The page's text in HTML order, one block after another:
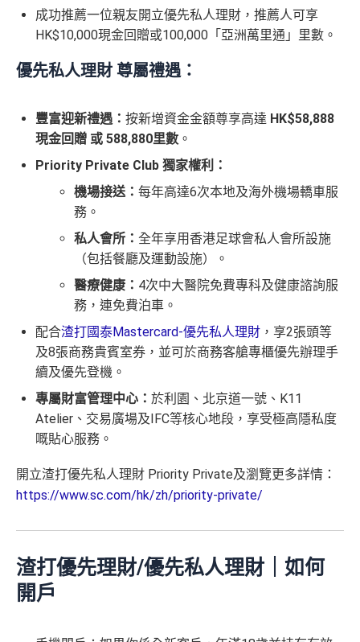
成功推薦一位親友開立優先私人理財，推薦人可享
HK$10,000現金回贈或100,000「亞洲萬里通」里數。
優先私人理財 尊屬禮遇：
豐富迎新禮遇： 按新增資金金額尊享高達 HK$58,888
現金回贈 或 588,880里數 。
Priority Private Club 獨家權利：
機場接送： 每年高達6次本地及海外機場轎車服
務。
私人會所： 全年享用香港足球會私人會所設施
（包括餐廳及運動設施）。
醫療健康： 4次中大醫院免費專科及健康諮詢服
務，連免費泊車。
配合渣打國泰Mastercard-優先私人理財 ，享2張頭等
及8張商務貴賓室券，並可於商務客艙專櫃優先辦理手
續及優先登機。
專屬財富管理中心： 於利園、北京道一號、K11
Atelier、交易廣場及IFC等核心地段，享受極高隱私度
嘅貼心服務。
開立渣打優先私人理財 Priority Private及瀏覽更多詳情：
https://www.sc.com/hk/zh/priority-private/
渣打優先理財/優先私人理財｜如何
開戶